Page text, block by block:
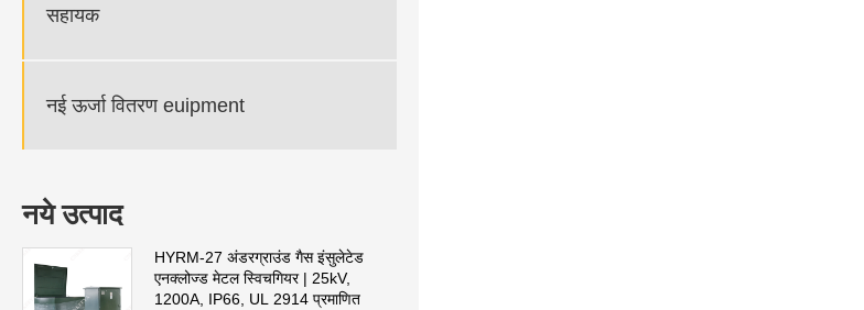
सहायक
नई ऊर्जा वितरण euipment
नये उत्पाद
HYRM-27 अंडरग्राउंड गैस इंसुलेटेड
एनक्लोज्ड मेटल स्विचगियर | 25kV,
1200A, IP66, UL 2914 प्रमाणित